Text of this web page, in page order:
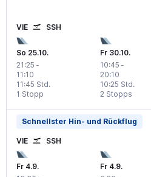
VIE SSH
So 25.10.
21:25 -
11:10
1 Stopp
11:45 Std.
Fr 30.10.
10:45 -
20:10
2 Stopps
10:25 Std.
Schnellster Hin- und Rückflug
VIE SSH
Fr 4.9.
Fr 4.9.